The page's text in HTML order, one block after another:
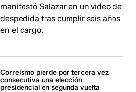
manifestó Salazar en un video de
despedida tras cumplir seis años
en el cargo.
Correísmo pierde por tercera vez
consecutiva una elección
presidencial en segunda vuelta